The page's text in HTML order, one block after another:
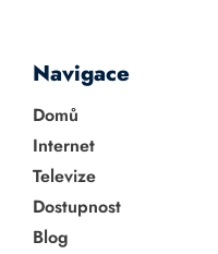
Navigace
Domů
Internet
Televize
Dostupnost
Blog